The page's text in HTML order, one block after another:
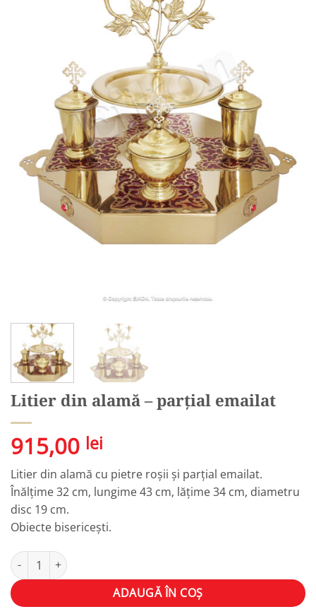
Litier din alamă – parțial emailat
915,00 lei
Litier din alamă cu pietre roșii și parțial emailat.
Înălțime 32 cm, lungime 43 cm, lățime 34 cm, diametru
disc 19 cm.
Obiecte bisericești.
Cantitate Litier din alamă – parțial emailat
ADAUGĂ ÎN COȘ
Alternative: